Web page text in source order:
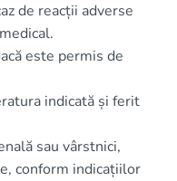
de reacții adverse
este permis de
indicată și ferit
sau vârstnici,
conform indicațiilor